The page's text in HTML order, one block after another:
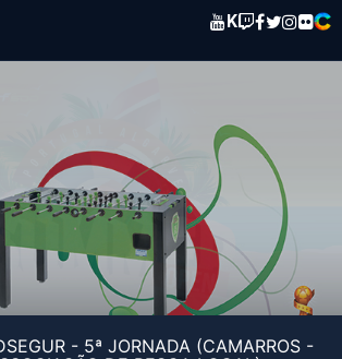
K
- 5ª JORNADA (CAMARROS -